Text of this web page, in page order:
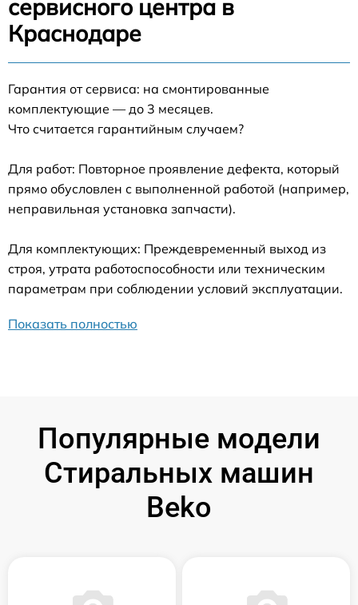
сервисного центра в
Краснодаре
Гарантия от сервиса: на смонтированные
комплектующие — до 3 месяцев.
Что считается гарантийным случаем?
Для работ: Повторное проявление дефекта, который
прямо обусловлен с выполненной работой (например,
неправильная установка запчасти).
Для комплектующих: Преждевременный выход из
строя, утрата работоспособности или техническим
параметрам при соблюдении условий эксплуатации.
Показать полностью
Популярные модели
Стиральных машин
Beko